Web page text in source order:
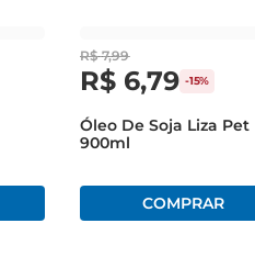
R$ 7,99
R$ 6,79 -15%
Óleo De Soja Liza Pet
900ml